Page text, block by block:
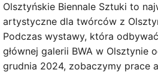
Olsztyńskie Biennale Sztuki to
artystyczne dla twórców z
Podczas wystawy, która
głównej galerii BWA w Olsztynie
grudnia 2024, zobaczymy prace